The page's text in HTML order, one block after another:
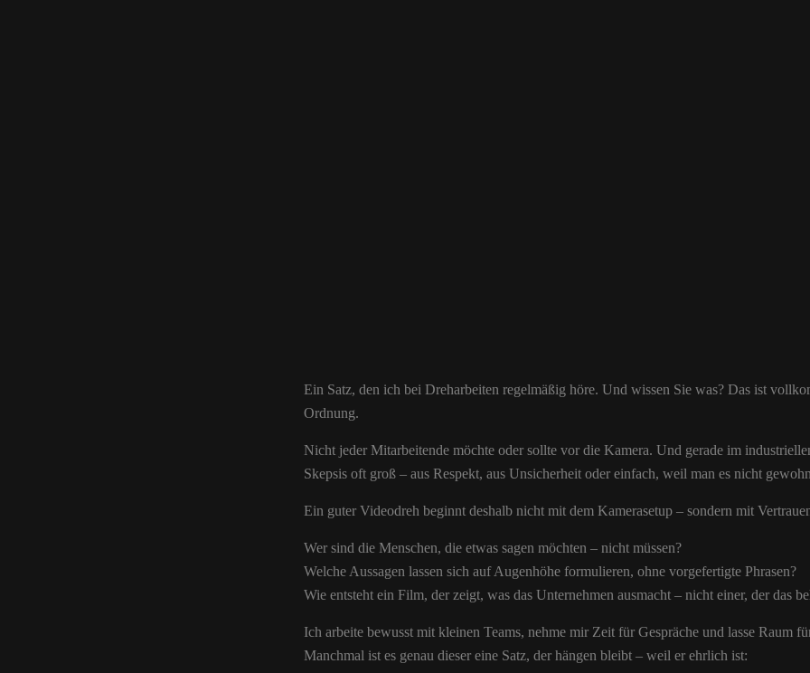
Ein Satz, den ich bei Dreharbeiten regelmäßig höre. Und wissen Sie was? Das ist
Ordnung.
Nicht jeder Mitarbeitende möchte oder sollte vor die Kamera. Und gerade im
Skepsis oft groß – aus Respekt, aus Unsicherheit oder einfach, weil man es nicht
Ein guter Videodreh beginnt deshalb nicht mit dem Kamerasetup – sondern mit
Wer sind die Menschen, die etwas sagen möchten – nicht müssen?
Welche Aussagen lassen sich auf Augenhöhe formulieren, ohne vorgefertigte Phrasen?
Wie entsteht ein Film, der zeigt, was das Unternehmen ausmacht – nicht einer, der das
Ich arbeite bewusst mit kleinen Teams, nehme mir Zeit für Gespräche und lasse Raum
Manchmal ist es genau dieser eine Satz, der hängen bleibt – weil er ehrlich ist: